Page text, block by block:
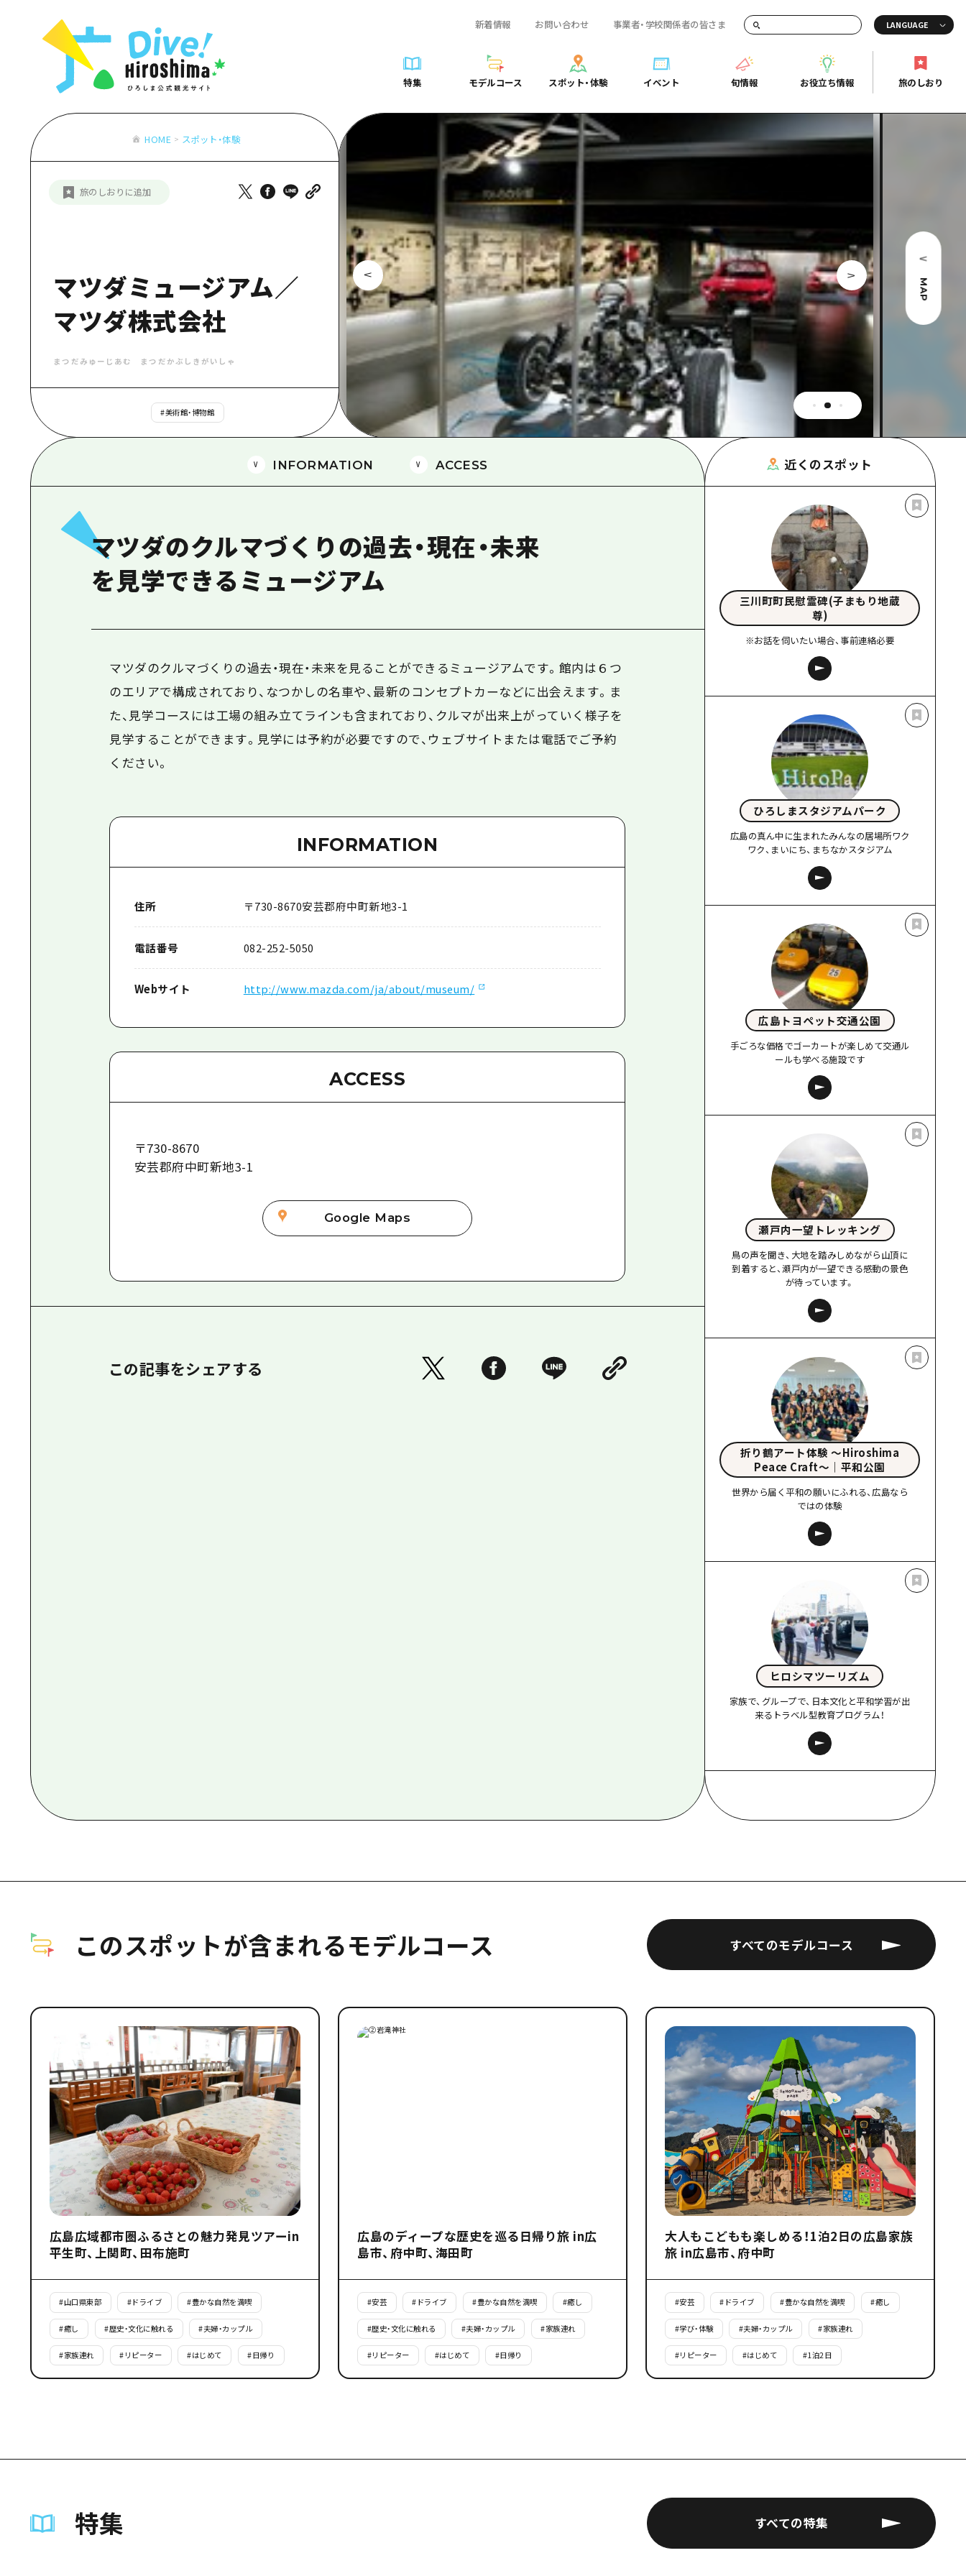
新着情報 お問い合わせ 事業者・学校関係者の皆さま
特集
アート
イベント・祭り
ショッピング
ナイトライフ
世界遺産
学び・体験
定番
歴史・文化
癒し
自然
モデルコース
Dive! Hiroshima 公式ガイド
あたらしい非日常
広島市周辺
備後
備北
芸北
宮島周辺
山口県東部
弾丸
1泊2日
2泊3日
スポット・体験
スポット・体験一覧
広島市周辺
備北
芸北
宮島周辺
山口県東部
愛媛県
島根県
イベント
旬情報
お役立ち情報
アクセス
施設の混雑状況のお知らせ
お得な周遊チケット
手荷物預かり・配送サービス
広島おもてなしパス
観光案内所
広島県を訪れる外国人旅行者向け情報一覧
ボランティアガイド
ユニバーサルツーリズム
フォトダウンロード
関連リンク
旅のしおり
おすすめ
世界遺産
歴史・文化
宮島周辺
山口県東部
半日
2泊3日
備後
芸北
愛媛県
島根県
お役立ち情報一覧
アクセス
二次交通まとめ
HIROSHIMA FREE Wi-Fi
ボランティアガイド
ユニバーサルツーリズム
広島県の魅力を動画でご紹介！
よくあるご質問
フォトダウンロード
HOME スポット・体験
旅のしおりに追加
マツダミュージアム／
マツダ株式会社
まつだみゅーじあむ まつだかぶしきがいしゃ
#美術館・博物館
MAP
INFORMATION ACCESS
マツダのクルマづくりの過去・現在・未来
を見学できるミュージアム
マツダのクルマづくりの過去・現在・未来を見ることができるミュージアムです。館内は６つ
のエリアで構成されており、なつかしの名車や、最新のコンセプトカーなどに出会えます。ま
た、見学コースには工場の組み立てラインも含まれており、クルマが出来上がっていく様子を
見学することができます。見学には予約が必要ですので、ウェブサイトまたは電話でご予約
ください。
INFORMATION
住所 〒730-8670安芸郡府中町新地3-1
電話番号 082-252-5050
Webサイト http://www.mazda.com/ja/about/museum/
ACCESS
〒730-8670
安芸郡府中町新地3-1
Google Maps
この記事をシェアする
近くのスポット
三川町町民慰霊碑(子まもり地蔵
尊)
※お話を伺いたい場合、事前連絡必要
ひろしまスタジアムパーク
広島の真ん中に生まれたみんなの居場所ワク
ワク、まいにち、まちなかスタジアム
広島トヨペット交通公園
手ごろな価格でゴーカートが楽しめて交通ル
ールも学べる施設です
瀬戸内一望トレッキング
鳥の声を聞き、大地を踏みしめながら山頂に
到着すると、瀬戸内が一望できる感動の景色
が待っています。
折り鶴アート体験 〜Hiroshima
Peace Craft〜｜平和公園
世界から届く平和の願いにふれる、広島なら
ではの体験
ヒロシマツーリズム
家族で、グループで、日本文化と平和学習が出
来るトラベル型教育プログラム！
このスポットが含まれるモデルコース すべてのモデルコース
広島広域都市圏ふるさとの魅力発見ツアーin
平生町、上関町、田布施町
#山口県東部 #ドライブ #豊かな自然を満喫
#癒し #歴史・文化に触れる #夫婦・カップル
#家族連れ # リピーター #はじめて #日帰り
広島のディープな歴史を巡る日帰り旅 in広
島市、府中町、海田町
#安芸 # ドライブ #豊かな自然を満喫 #癒し
#歴史・文化に触れる #夫婦・カップル #家族連れ
#リピーター #はじめて #日帰り
大人もこどもも楽しめる！1泊2日の広島家族
旅 in広島市、府中町
#安芸 # ドライブ #豊かな自然を満喫 #癒し
#学び・体験 #夫婦・カップル #家族連れ
#リピーター #はじめて #1泊2日
特集 すべての特集